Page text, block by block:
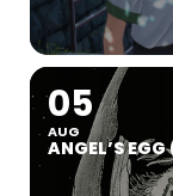
05
AUG
ANGEL’S